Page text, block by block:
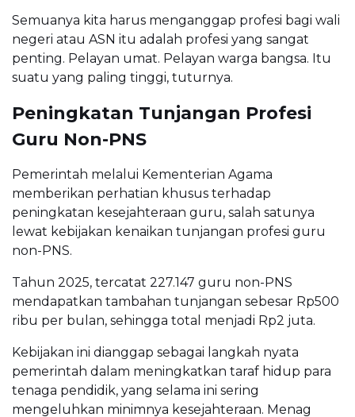
Semuanya kita harus menganggap profesi bagi wali
negeri atau ASN itu adalah profesi yang sangat
penting. Pelayan umat. Pelayan warga bangsa. Itu
suatu yang paling tinggi, tuturnya.
Peningkatan Tunjangan Profesi
Guru Non-PNS
Pemerintah melalui Kementerian Agama
memberikan perhatian khusus terhadap
peningkatan kesejahteraan guru, salah satunya
lewat kebijakan kenaikan tunjangan profesi guru
non-PNS.
Tahun 2025, tercatat 227.147 guru non-PNS
mendapatkan tambahan tunjangan sebesar Rp500
ribu per bulan, sehingga total menjadi Rp2 juta.
Kebijakan ini dianggap sebagai langkah nyata
pemerintah dalam meningkatkan taraf hidup para
tenaga pendidik, yang selama ini sering
mengeluhkan minimnya kesejahteraan. Menag